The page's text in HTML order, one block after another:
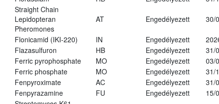
Straight Chain
Lepidopteran
Pheromones
AT Engedélyezett 30/
Flonicamid (IKI-220) IN Engedélyezett
Flazasulfuron
HB Engedélyezett
31/
Ferric pyrophosphate
MO Engedélyezett
03/
Ferric phosphate
MO Engedélyezett
31/
Fenpyroximate
AC Engedélyezett
31/
Fenpyrazamine
FU Engedélyezett
15/